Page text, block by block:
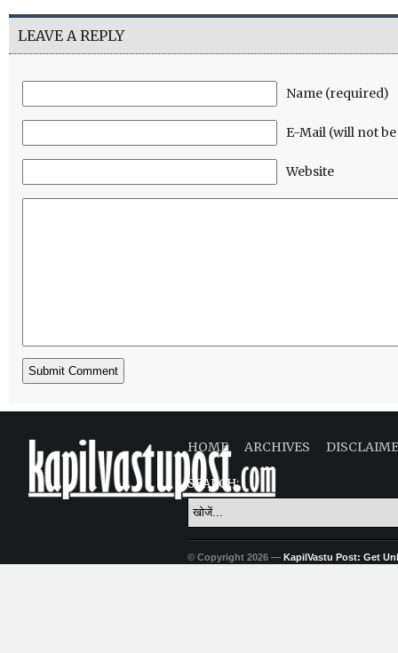
LEAVE A REPLY
Name (required)
E-Mail (will not
Website
HOME ARCHIVES
SEARCH:
© Copyright 2026 — KapilVastu Post: Get